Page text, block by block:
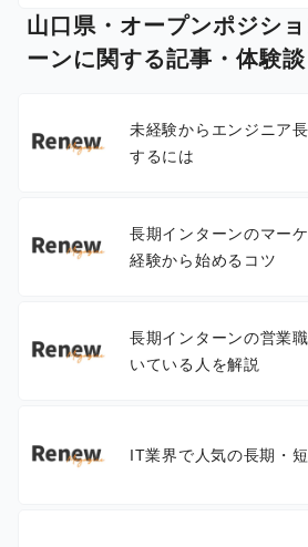
山口県・オープンポジシ
ーンに関する記事・体験談
未経験からエンジニア
するには
長期インターンのマー
経験から始めるコツ
長期インターンの営業
いている人を解説
IT業界で人気の長期・